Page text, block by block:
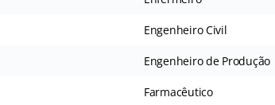
Engenheiro Civil
Engenheiro de Produção
Farmacêutico